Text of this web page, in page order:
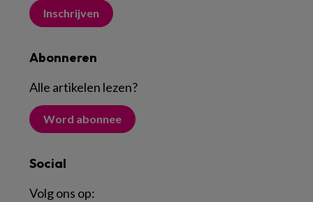
Inschrijven
Abonneren
Alle artikelen lezen?
Word abonnee
Social
Volg ons op: